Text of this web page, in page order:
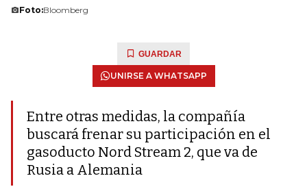
Foto:Bloomberg
GUARDAR
UNIRSE A WHATSAPP
Entre otras medidas, la compañía
buscará frenar su participación en el
gasoducto Nord Stream 2, que va de
Rusia a Alemania